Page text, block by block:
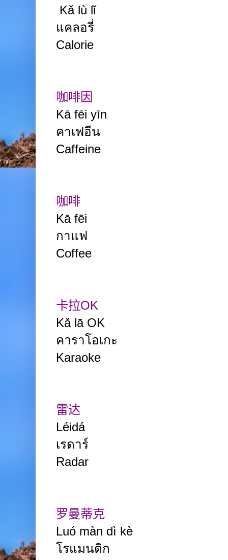
Kǎ lù lǐ
แคลอรี่
Calorie
咖啡因
Kā fēi yīn
คาเฟอีน
Caffeine
咖啡
Kā fēi
กาแฟ
Coffee
卡拉OK
Kǎ lā OK
คาราโอเกะ
Karaoke
雷达
Léidá
เรดาร์
Radar
罗曼蒂克
Luó màn dì kè
โรแมนติก